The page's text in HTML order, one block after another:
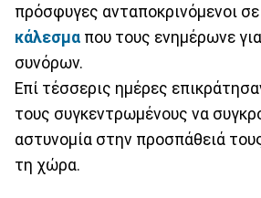
πρόσφυγες ανταποκρινόμενοι
κάλεσμα που τους ενημέρωνε
συνόρων.
Επί τέσσερις ημέρες
τους συγκεντρωμένους να
αστυνομία στην προσπάθειά
τη χώρα.